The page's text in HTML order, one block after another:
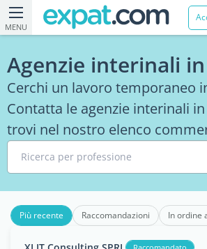
MENU
Agenzie interinali
Cerchi un lavoro temporaneo
Contatta le agenzie interinali
trovi nel nostro elenco
Ricerca per professione
Più recente Raccomandazioni In ordine